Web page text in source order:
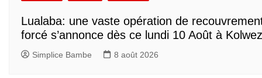
Lualaba: une vaste opération de
forcé s’annonce dès ce lundi 10 Août à
Simplice Bambe 8 août 2026